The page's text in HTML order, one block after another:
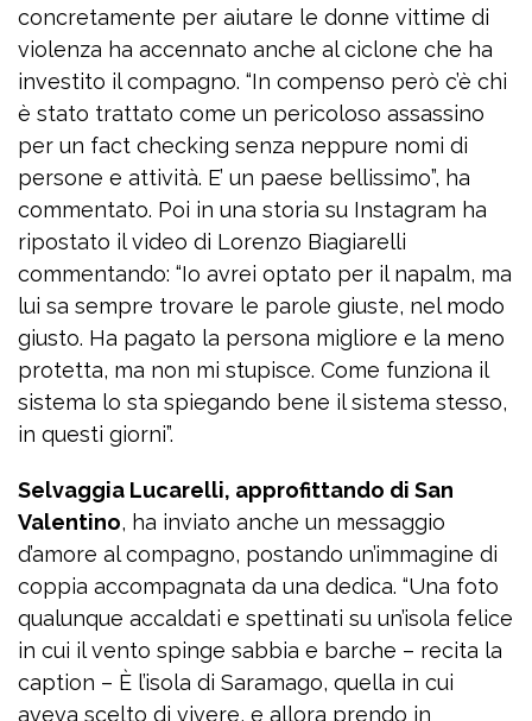
concretamente per aiutare le donne vittime di
violenza ha accennato anche al ciclone che ha
investito il compagno. “In compenso però c’è chi
è stato trattato come un pericoloso assassino
per un fact checking senza neppure nomi di
persone e attività. E’ un paese bellissimo”, ha
commentato. Poi in una storia su Instagram ha
ripostato il video di Lorenzo Biagiarelli
commentando: “Io avrei optato per il napalm, ma
lui sa sempre trovare le parole giuste, nel modo
giusto. Ha pagato la persona migliore e la meno
protetta, ma non mi stupisce. Come funziona il
sistema lo sta spiegando bene il sistema stesso,
in questi giorni”.
Selvaggia Lucarelli, approfittando di San
Valentino, ha inviato anche un messaggio
d’amore al compagno, postando un’immagine di
coppia accompagnata da una dedica. “Una foto
qualunque accaldati e spettinati su un’isola felice
in cui il vento spinge sabbia e barche – recita la
caption – È l’isola di Saramago, quella in cui
aveva scelto di vivere, e allora prendo in